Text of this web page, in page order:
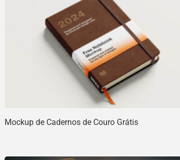
Mockup de Cadernos de Couro Grátis